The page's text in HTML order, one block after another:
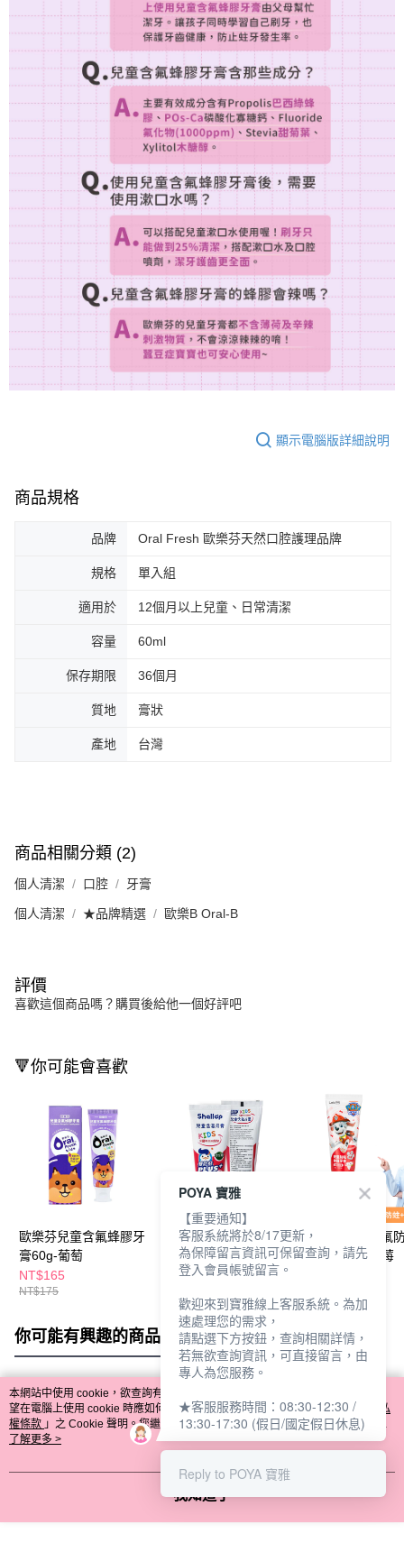
顯示電腦版詳細說明
商品規格
品牌 Oral Fresh 歐樂芬天然口腔護理品牌
規格 單入組
適用於 12個月以上兒童、日常清潔
容量 60ml
保存期限 36個月
質地 膏狀
產地 台灣
商品相關分類 (2)
個人清潔 口腔 牙膏
個人清潔 ★品牌精選 歐樂B Oral-B
評價
喜歡這個商品嗎？購買後給他一個好評吧
🔻你可能會喜歡
歐樂芬兒童含氟蜂膠牙
膏60g-葡萄
NT$165
NT$175
刷樂兒童含氟牙膏90g-
草莓
NT$79
齒妍堂兒童含氟
護牙膏80g-草莓
你可能有興趣的商品 全站排行
熱門標籤
本網站中使用 cookie，欲查詢有關本網站使用 cookie 方式之詳情，及若您不希
望在電腦上使用 cookie 時應如何變更電腦的 cookie 設定，請參閱本網站「
隱私
權條款 」之 Cookie 聲明。您繼續使用本網站即表示您同意本公司得按本網站使
用條款之 Cookie 聲明使用 cookie。
了解更多 >
我知道了
POYA 寶雅
【重要通知】
客服系統將於8/17更新，
為保障留言資訊可保留查詢，請先
登入會員帳號留言。
歡迎來到寶雅線上客服系統。為加
速處理您的需求，
請點選下方按鈕，查詢相關詳情，
若無欲查詢資訊，可直接留言，由
專人為您服務。
★客服服務時間：08:30-12:30 /
13:30-17:30 (假日/國定假日休息)
Reply to POYA 寶雅